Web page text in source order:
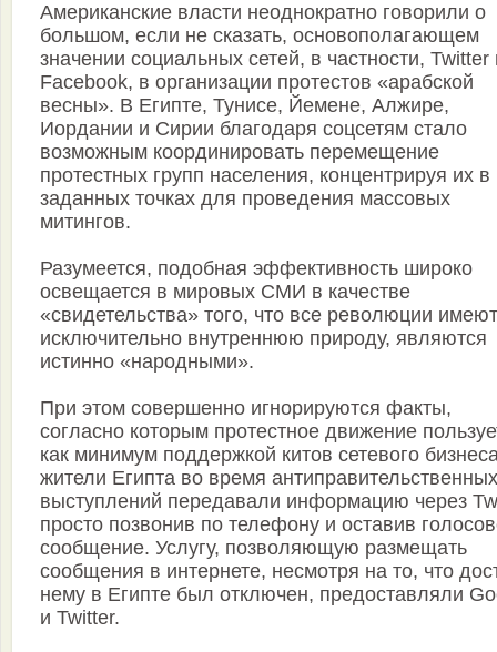
Американские власти неоднократно говорили о
большом, если не сказать, основополагающем
значении социальных сетей, в частности, Twitter
Facebook, в организации протестов «арабской
весны». В Египте, Тунисе, Йемене, Алжире,
Иордании и Сирии благодаря соцсетям стало
возможным координировать перемещение
протестных групп населения, концентрируя их в
заданных точках для проведения массовых
митингов.
Разумеется, подобная эффективность широко
освещается в мировых СМИ в качестве
«свидетельства» того, что все революции имеют
исключительно внутреннюю природу, являются
истинно «народными».
При этом совершенно игнорируются факты,
согласно которым протестное движение
как минимум поддержкой китов сетевого
жители Египта во время антиправительственных
выступлений передавали информацию через
просто позвонив по телефону и оставив
сообщение. Услугу, позволяющую размещать
сообщения в интернете, несмотря на то, что
нему в Египте был отключен, предоставляли
и Twitter.